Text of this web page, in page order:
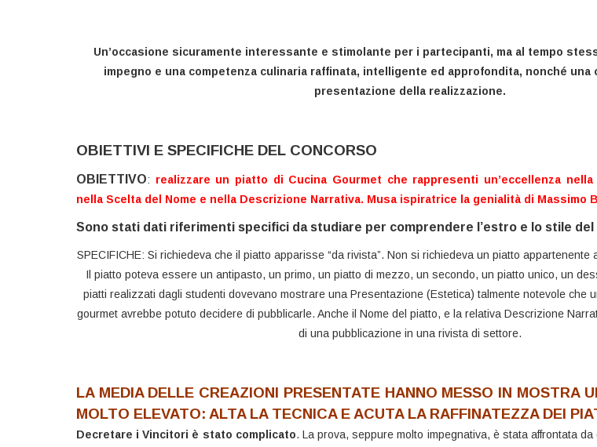
Un’occasione sicuramente interessante e stimolante per i partecipanti, ma al tempo
impegno e una competenza culinaria raffinata, intelligente ed approfondita, nonché una
presentazione della realizzazione.
OBIETTIVI E SPECIFICHE DEL CONCORSO
OBIETTIVO: realizzare un piatto di Cucina Gourmet che rappresenti un’eccellenza
nella Scelta del Nome e nella Descrizione Narrativa. Musa ispiratrice la genialità di Massimo
Sono stati dati riferimenti specifici da studiare per comprendere l’estro e lo stile del
SPECIFICHE: Si richiedeva che il piatto apparisse “da rivista”. Non si richiedeva un piatto appartenente
Il piatto poteva essere un antipasto, un primo, un piatto di mezzo, un secondo, un piatto unico, un
piatti realizzati dagli studenti dovevano mostrare una Presentazione (Estetica) talmente notevole che
gourmet avrebbe potuto decidere di pubblicarle. Anche il Nome del piatto, e la relativa Descrizione
di una pubblicazione in una rivista di settore.
LA MEDIA DELLE CREAZIONI PRESENTATE HANNO MESSO IN MOSTRA
MOLTO ELEVATO: ALTA LA TECNICAE ACUTA LA RAFFINATEZZA DEI
Decretare i Vincitori è stato complicato. La prova, seppure molto impegnativa, è stata affrontata